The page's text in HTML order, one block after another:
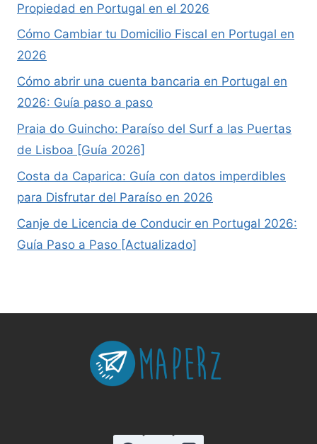
Propiedad en Portugal en el 2026
Cómo Cambiar tu Domicilio Fiscal en Portugal en
2026
Cómo abrir una cuenta bancaria en Portugal en
2026: Guía paso a paso
Praia do Guincho: Paraíso del Surf a las Puertas
de Lisboa [Guía 2026]
Costa da Caparica: Guía con datos imperdibles
para Disfrutar del Paraíso en 2026
Canje de Licencia de Conducir en Portugal 2026:
Guía Paso a Paso [Actualizado]